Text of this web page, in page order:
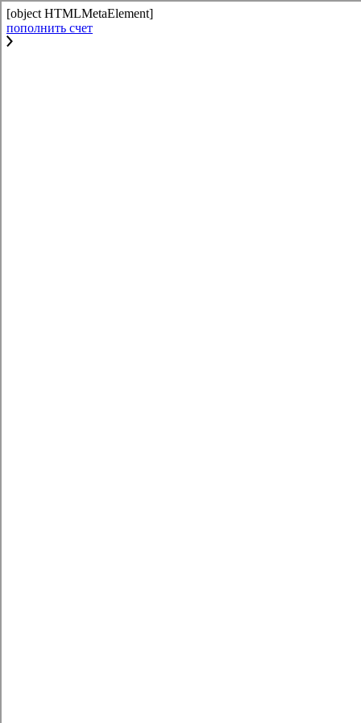
[object HTMLMetaElement]
пополнить счет